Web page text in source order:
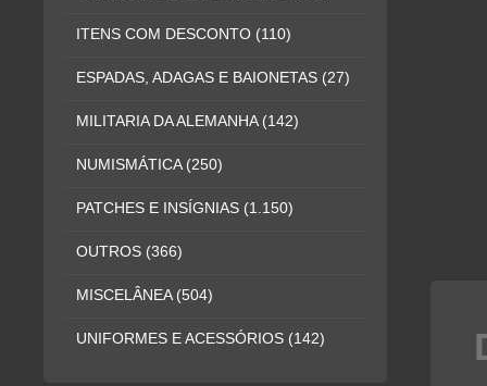
ITENS COM DESCONTO (110)
ESPADAS, ADAGAS E BAIONETAS (27)
MILITARIA DA ALEMANHA (142)
NUMISMÁTICA (250)
PATCHES E INSÍGNIAS (1.150)
OUTROS (366)
MISCELÂNEA (504)
UNIFORMES E ACESSÓRIOS (142)